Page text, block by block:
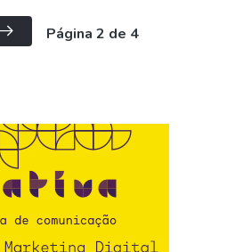
Página 2 de 4